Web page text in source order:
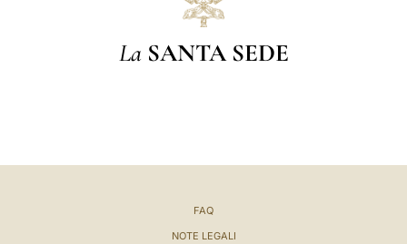
La SANTA SEDE
FAQ
NOTE LEGALI